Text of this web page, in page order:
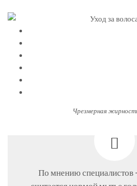
Чрезмерная
По мнению специалистов